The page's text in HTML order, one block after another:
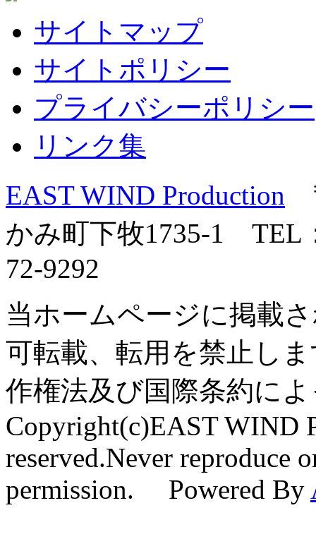
サイトマップ
サイトポリシー
プライバシーポリシー
リンク集
EAST WIND Production
かみ町下牧1735-1 TEL
72-9292
当ホームページに掲載
可転載、転用を禁止し
作権法及び国際条約に
Copyright(c)EAST WIND
reserved.Never reproduce
permission. Powered By